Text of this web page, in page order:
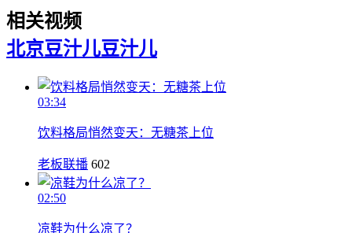
相关视频
北京豆汁儿豆汁儿
03:34
饮料格局悄然变天：无糖茶上位
老板联播 602
02:50
凉鞋为什么凉了？